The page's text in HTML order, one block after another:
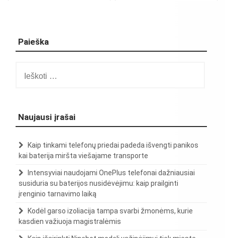
Paieška
Naujausi įrašai
Kaip tinkami telefonų priedai padeda išvengti panikos
kai baterija miršta viešajame transporte
Intensyviai naudojami OnePlus telefonai dažniausiai
susiduria su baterijos nusidėvėjimu: kaip prailginti
įrenginio tarnavimo laiką
Kodėl garso izoliacija tampa svarbi žmonėms, kurie
kasdien važiuoja magistralėmis